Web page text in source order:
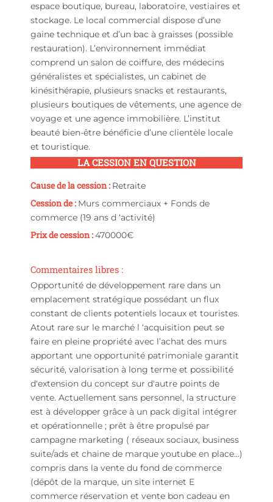
espace boutique, bureau, laboratoire, vestiaires et
stockage. Le local commercial dispose d’une
gaine technique et d’un bac à graisses (possible
restauration). L’environnement immédiat
comprend un salon de coiffure, des médecins
généralistes et spécialistes, un cabinet de
kinésithérapie, plusieurs snacks et restaurants,
plusieurs boutiques de vêtements, une agence de
voyage et une agence immobilière. L’institut
beauté bien-être bénéficie d’une clientèle locale
et touristique.
LA CESSION EN QUESTION
Cause de la cession : Retraite
Cession de : Murs commerciaux + Fonds de
commerce (19 ans d ‘activité)
Prix de cession :470000€
Commentaires libres :
Opportunité de développement rare dans un
emplacement stratégique possédant un flux
constant de clients potentiels locaux et touristes.
Atout rare sur le marché l ‘acquisition peut se
faire en pleine propriété avec l’achat des murs
apportant une opportunité patrimoniale garantit
sécurité, valorisation à long terme et possibilité
d'extension du concept sur d'autre points de
vente. Actuellement sans personnel, la structure
est à développer grâce à un pack digital intégrer
et opérationnelle ; prêt à être propulsé par
campagne marketing ( réseaux sociaux, business
suite/ads et chaine de marque youtube en place...)
compris dans la vente du fond de commerce
(dépôt de la marque, un site internet E
commerce réservation et vente bon cadeau en